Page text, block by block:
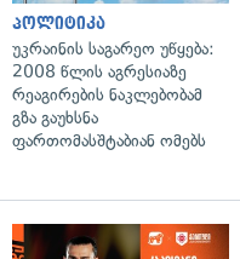
პოლიტიკა
უკრაინის საგარეო უწყება:
2008 წლის აგრესიაზე
რეაგირების ნაკლებობამ
გზა გაუხსნა
ფართომასშტაბიან ომებს